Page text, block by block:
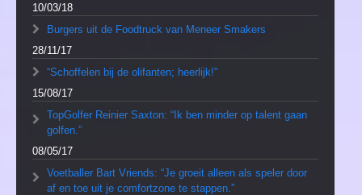
10/03/18
Burgers uit de Foodtruck van Meneer Smakers
28/11/17
“Schoffelen bij de olifanten; heerlijk!”
15/08/17
TopGolfer Reinier Saxton: “Ik ben minder op talent gaan
golfen.”
08/05/17
Voetballer Bart Vriends: “Je groeit alleen als speler door
af en toe uit je comfortzone te stappen.”